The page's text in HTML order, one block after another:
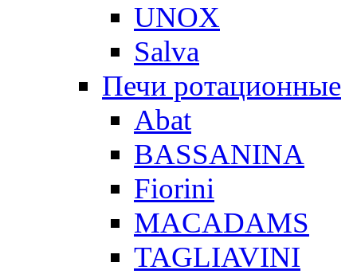
UNOX
Salva
Печи ротационные
Abat
BASSANINA
Fiorini
MACADAMS
TAGLIAVINI